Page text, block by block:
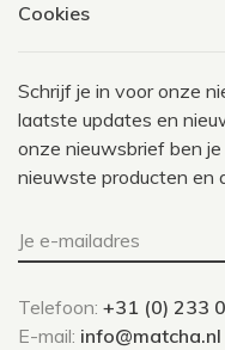
Cookies
Schrijf je in voor onze
laatste updates en
onze nieuwsbrief ben
nieuwste producten en
Telefoon: +31 (0) 233
E-mail: info@matcha.nl